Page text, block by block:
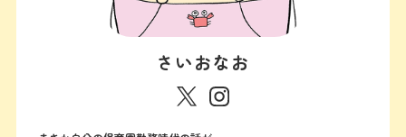
さいおなお